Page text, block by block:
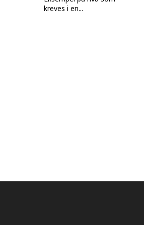
kreves i en...